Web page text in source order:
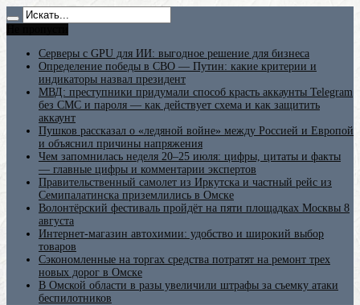
Серверы с GPU для ИИ: выгодное решение для бизнеса
Определение победы в СВО — Путин: какие критерии и
индикаторы назвал президент
МВД: преступники придумали способ красть аккаунты Telegram
без СМС и пароля — как действует схема и как защитить
аккаунт
Пушков рассказал о «ледяной войне» между Россией и Европой
и объяснил причины напряжения
Чем запомнилась неделя 20–25 июля: цифры, цитаты и факты
— главные цифры и комментарии экспертов
Правительственный самолет из Иркутска и частный рейс из
Семипалатинска приземлились в Омске
Волонтёрский фестиваль пройдёт на пяти площадках Москвы 8
августа
Интернет-магазин автохимии: удобство и широкий выбор
товаров
Сэкономленные на торгах средства потратят на ремонт трех
новых дорог в Омске
В Омской области в разы увеличили штрафы за съемку атаки
беспилотников